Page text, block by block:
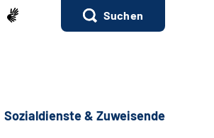
Suchen
Sozialdienste & Zuweisende